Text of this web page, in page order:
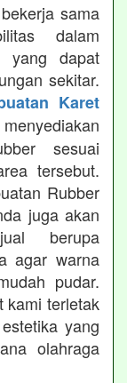
sama
dalam
yang dapat
sekitar.
Karet
sesuai
tersebut.
Rubber
juga akan
berupa
agar warna
pudar.
kami terletak
yang
olahraga